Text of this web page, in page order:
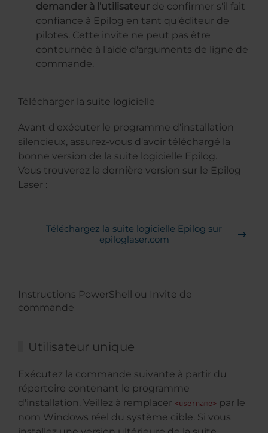
demander à l'utilisateur de confirmer s'il fait
confiance à Epilog en tant qu'éditeur de
pilotes. Cette invite ne peut pas être
contournée à l'aide d'arguments de ligne de
commande.
Télécharger la suite logicielle
Avant d'exécuter le programme d'installation
silencieux, assurez-vous d'avoir téléchargé la
bonne version de la suite logicielle Epilog.
Vous trouverez la dernière version sur le Epilog
Laser :
Téléchargez la suite logicielle Epilog sur
epiloglaser.com
Instructions PowerShell ou Invite de
commande
Utilisateur unique
Exécutez la commande suivante à partir du
répertoire contenant le programme
d'installation. Veillez à remplacer <username> par le
nom Windows réel du système cible. Si vous